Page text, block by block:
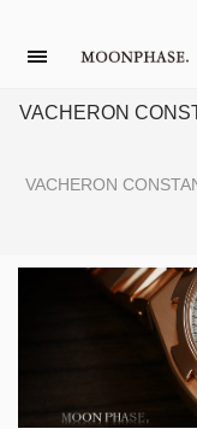
VACHERON
VACHERON